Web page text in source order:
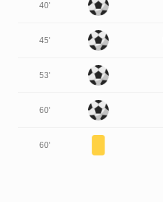
40'
45'
53'
60'
60'